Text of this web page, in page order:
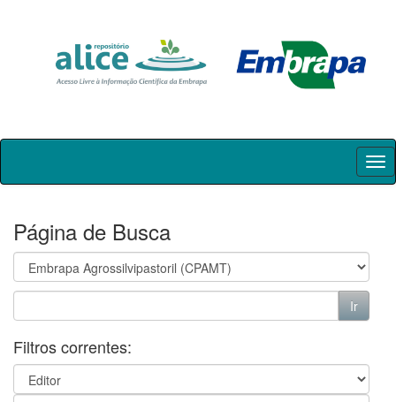
Skip
Página de Busca
Filtros correntes: